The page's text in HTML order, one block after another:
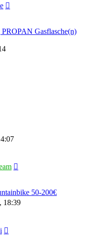
Gasflasche(n)
50-200€
18:39